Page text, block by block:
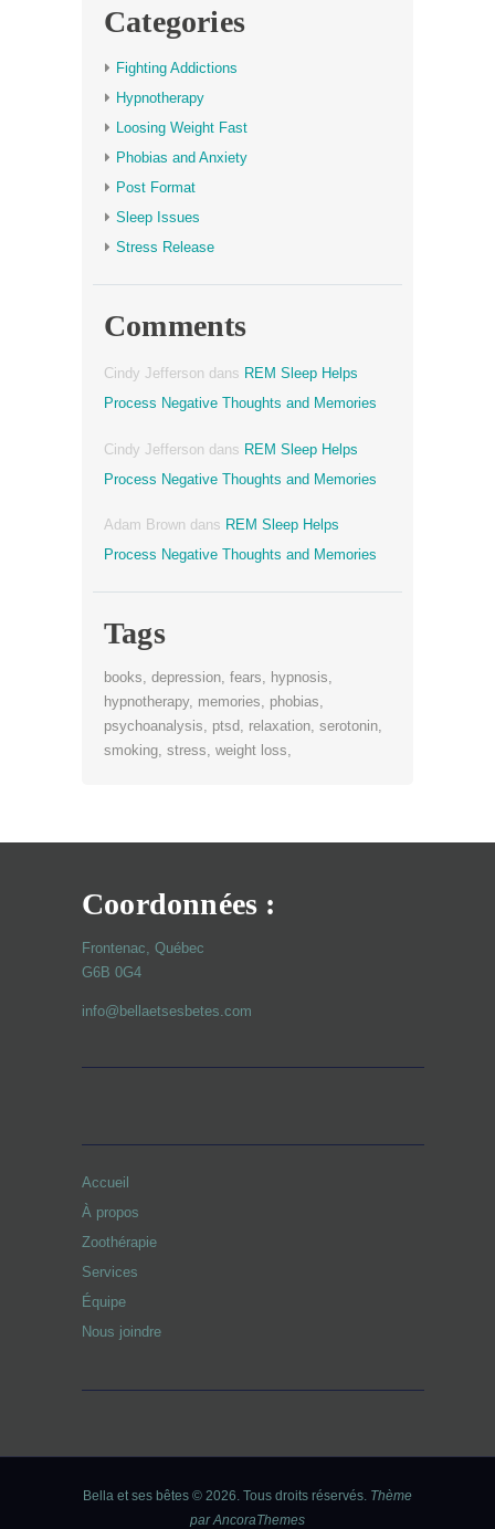
Categories
Fighting Addictions
Hypnotherapy
Loosing Weight Fast
Phobias and Anxiety
Post Format
Sleep Issues
Stress Release
Comments
Cindy Jefferson dans REM Sleep Helps
Process Negative Thoughts and Memories
Cindy Jefferson dans REM Sleep Helps
Process Negative Thoughts and Memories
Adam Brown dans REM Sleep Helps
Process Negative Thoughts and Memories
Tags
books depression fears
hypnosis
hypnotherapy memories
phobias
psychoanalysis
ptsd relaxation serotonin
smoking stress weight loss
Coordonnées :
Frontenac, Québec
G6B 0G4
info@bellaetsesbetes.com
Accueil
À propos
Zoothérapie
Services
Équipe
Nous joindre
Bella et ses bêtes © 2026. Tous droits réservés. Thème
par AncoraThemes